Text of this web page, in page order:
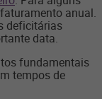
anual.
deficitárias
data.
fundamentais
tempos de